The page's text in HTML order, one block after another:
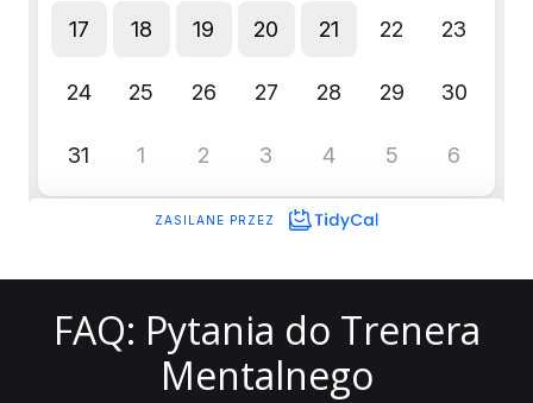
FAQ: Pytania do Trenera
Mentalnego